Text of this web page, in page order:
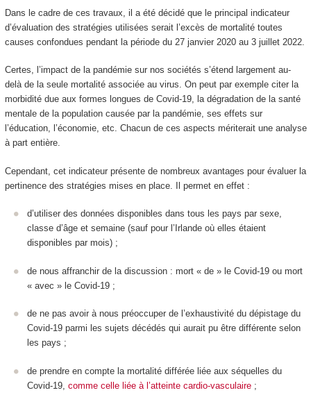
Dans le cadre de ces travaux, il a été décidé que le principal indicateur
d’évaluation des stratégies utilisées serait l’excès de mortalité toutes
causes confondues pendant la période du 27 janvier 2020 au 3 juillet 2022.
Certes, l’impact de la pandémie sur nos sociétés s’étend largement au-
delà de la seule mortalité associée au virus. On peut par exemple citer la
morbidité due aux formes longues de Covid-19, la dégradation de la santé
mentale de la population causée par la pandémie, ses effets sur
l’éducation, l’économie, etc. Chacun de ces aspects mériterait une analyse
à part entière.
Cependant, cet indicateur présente de nombreux avantages pour évaluer la
pertinence des stratégies mises en place. Il permet en effet :
d’utiliser des données disponibles dans tous les pays par sexe,
classe d’âge et semaine (sauf pour l’Irlande où elles étaient
disponibles par mois) ;
de nous affranchir de la discussion : mort « de » le Covid-19 ou mort
« avec » le Covid-19 ;
de ne pas avoir à nous préoccuper de l’exhaustivité du dépistage du
Covid-19 parmi les sujets décédés qui aurait pu être différente selon
les pays ;
de prendre en compte la mortalité différée liée aux séquelles du
Covid-19, comme celle liée à l’atteinte cardio-vasculaire ;